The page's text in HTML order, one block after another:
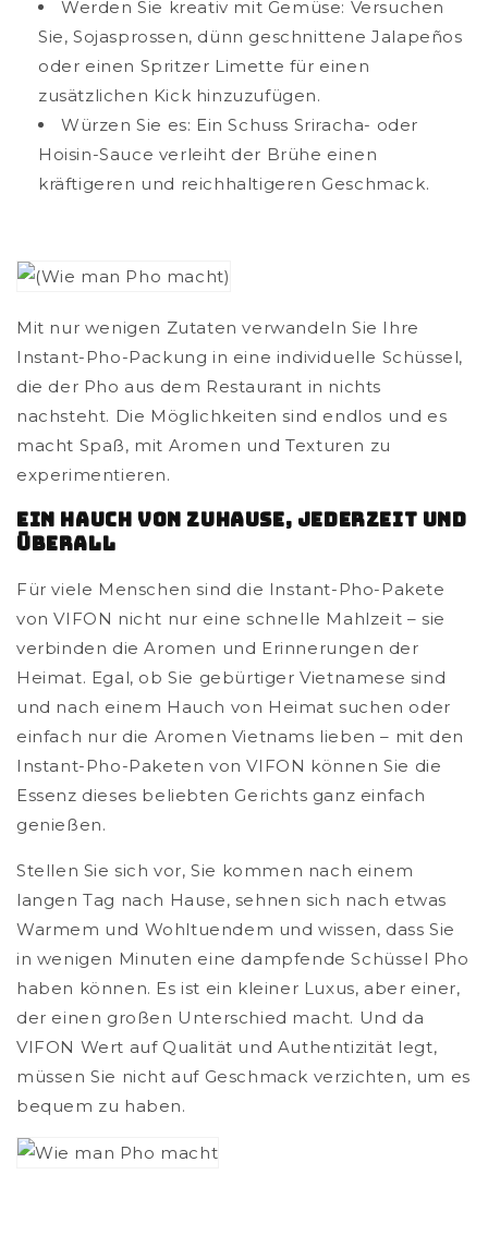
Werden Sie kreativ mit Gemüse: Versuchen
Sie, Sojasprossen, dünn geschnittene Jalapeños
oder einen Spritzer Limette für einen
zusätzlichen Kick hinzuzufügen.
Würzen Sie es: Ein Schuss Sriracha- oder
Hoisin-Sauce verleiht der Brühe einen
kräftigeren und reichhaltigeren Geschmack.
Mit nur wenigen Zutaten verwandeln Sie Ihre
Instant-Pho-Packung in eine individuelle Schüssel,
die der Pho aus dem Restaurant in nichts
nachsteht. Die Möglichkeiten sind endlos und es
macht Spaß, mit Aromen und Texturen zu
experimentieren.
Ein Hauch von Zuhause, jederzeit und
überall
Für viele Menschen sind die Instant-Pho-Pakete
von VIFON nicht nur eine schnelle Mahlzeit – sie
verbinden die Aromen und Erinnerungen der
Heimat. Egal, ob Sie gebürtiger Vietnamese sind
und nach einem Hauch von Heimat suchen oder
einfach nur die Aromen Vietnams lieben – mit den
Instant-Pho-Paketen von VIFON können Sie die
Essenz dieses beliebten Gerichts ganz einfach
genießen.
Stellen Sie sich vor, Sie kommen nach einem
langen Tag nach Hause, sehnen sich nach etwas
Warmem und Wohltuendem und wissen, dass Sie
in wenigen Minuten eine dampfende Schüssel Pho
haben können. Es ist ein kleiner Luxus, aber einer,
der einen großen Unterschied macht. Und da
VIFON Wert auf Qualität und Authentizität legt,
müssen Sie nicht auf Geschmack verzichten, um es
bequem zu haben.